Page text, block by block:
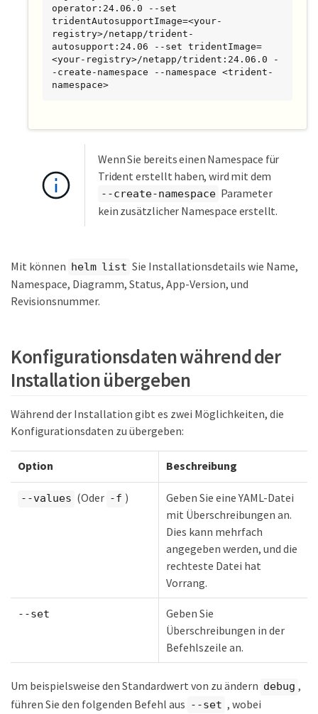
operator:24.06.0 --set
tridentAutosupportImage=<your-
registry>/netapp/trident-
autosupport:24.06 --set tridentImage=
<your-registry>/netapp/trident:24.06.0 -
-create-namespace --namespace <trident-
namespace>
Wenn Sie bereits einen Namespace für
Trident erstellt haben, wird mit dem
--create-namespace Parameter
kein zusätzlicher Namespace erstellt.
Mit können helm list Sie Installationsdetails wie Name,
Namespace, Diagramm, Status, App-Version, und
Revisionsnummer.
Konfigurationsdaten während der
Installation übergeben
Während der Installation gibt es zwei Möglichkeiten, die
Konfigurationsdaten zu übergeben:
Option Beschreibung
--values (Oder -f )
Geben Sie eine YAML-Datei
mit Überschreibungen an.
Dies kann mehrfach
angegeben werden, und die
rechteste Datei hat
Vorrang.
--set
Geben Sie
Überschreibungen in der
Befehlszeile an.
Um beispielsweise den Standardwert von zu ändern debug ,
führen Sie den folgenden Befehl aus --set , wobei